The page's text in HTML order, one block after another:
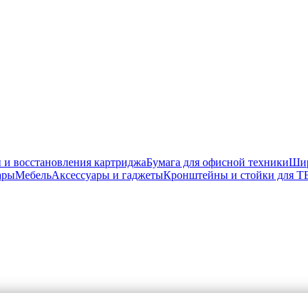
восстановления картриджаБумага для офисной техники
МебельАксессуары и гаджетыКронштейны и стойки для